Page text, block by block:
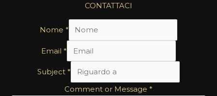
CONTATTACI
Nome *
Email*
Subject*
Comment or Message *